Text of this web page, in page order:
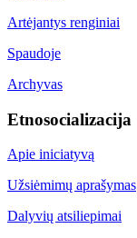
Artėjantys renginiai
Spaudoje
Archyvas
Etnosocializacija
Apie iniciatyvą
Užsiėmimų aprašymas
Dalyvių atsiliepimai